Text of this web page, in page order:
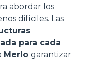
abordar los
difíciles. Las
para cada
Merlo garantizar